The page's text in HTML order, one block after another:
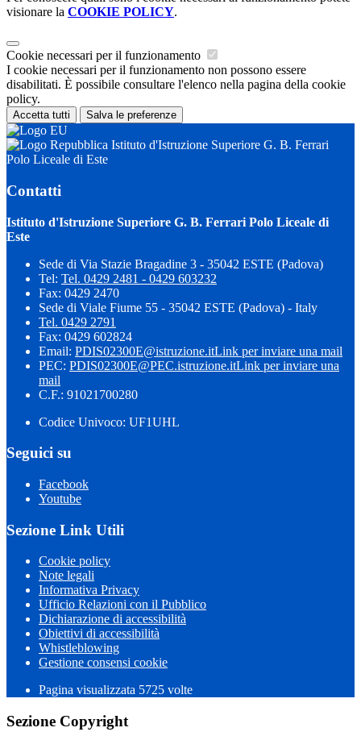
visionare la COOKIE POLICY.
Cookie necessari per il funzionamento
I cookie necessari per il funzionamento non possono essere
disabilitati. È possibile consultare l'elenco nella pagina della cookie
policy.
Accetta tutti Salva le preferenze
Istituto d'Istruzione Superiore G. B. Ferrari
Polo Liceale di Este
Contatti
Istituto d'Istruzione Superiore G. B. Ferrari Polo Liceale di
Este
Sede di Via Stazie Bragadine 3 - 35042 ESTE (Padova)
Tel: Tel. 0429 2481 - 0429 603232
Fax: 0429 2470
Sede di Viale Fiume 55 - 35042 ESTE (Padova) - Italy
Tel. 0429 2791
Fax: 0429 602824
Email: PDIS02300E@istruzione.itLink per inviare una mail
PEC: PDIS02300E@PEC.istruzione.itLink per inviare una
mail
C.F.: 91021700280
Codice Univoco: UF1UHL
Seguici su
Facebook
Youtube
Sezione Link Utili
Cookie policy
Note legali
Informativa Privacy
Ufficio Relazioni con il Pubblico
Dichiarazione di accessibilità
Obiettivi di accessibilità
Whistleblowing
Gestione consensi cookie
Pagina visualizzata 5725 volte
Sezione Copyright